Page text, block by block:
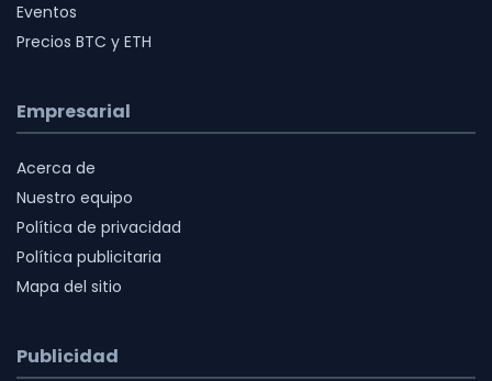
Eventos
Precios BTC y ETH
Empresarial
Acerca de
Nuestro equipo
Política de privacidad
Política publicitaria
Mapa del sitio
Publicidad